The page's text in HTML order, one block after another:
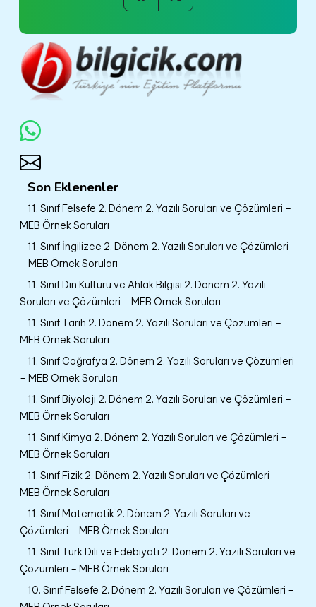
Son Eklenenler
11. Sınıf Felsefe 2. Dönem 2. Yazılı Soruları ve Çözümleri –
MEB Örnek Soruları
11. Sınıf İngilizce 2. Dönem 2. Yazılı Soruları ve Çözümleri
– MEB Örnek Soruları
11. Sınıf Din Kültürü ve Ahlak Bilgisi 2. Dönem 2. Yazılı
Soruları ve Çözümleri – MEB Örnek Soruları
11. Sınıf Tarih 2. Dönem 2. Yazılı Soruları ve Çözümleri –
MEB Örnek Soruları
11. Sınıf Coğrafya 2. Dönem 2. Yazılı Soruları ve Çözümleri
– MEB Örnek Soruları
11. Sınıf Biyoloji 2. Dönem 2. Yazılı Soruları ve Çözümleri –
MEB Örnek Soruları
11. Sınıf Kimya 2. Dönem 2. Yazılı Soruları ve Çözümleri –
MEB Örnek Soruları
11. Sınıf Fizik 2. Dönem 2. Yazılı Soruları ve Çözümleri –
MEB Örnek Soruları
11. Sınıf Matematik 2. Dönem 2. Yazılı Soruları ve
Çözümleri – MEB Örnek Soruları
11. Sınıf Türk Dili ve Edebiyatı 2. Dönem 2. Yazılı Soruları ve
Çözümleri – MEB Örnek Soruları
10. Sınıf Felsefe 2. Dönem 2. Yazılı Soruları ve Çözümleri –